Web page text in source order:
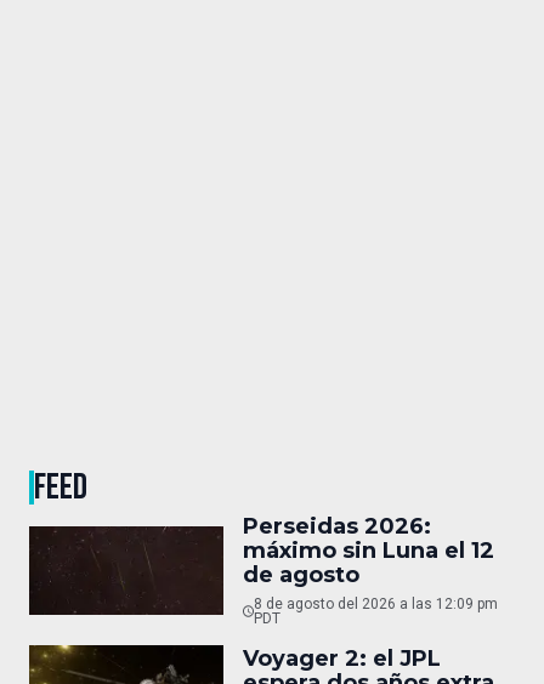
FEED
Perseidas 2026:
máximo sin Luna el 12
de agosto
8 de agosto del 2026 a las 12:09 pm
PDT
Voyager 2: el JPL